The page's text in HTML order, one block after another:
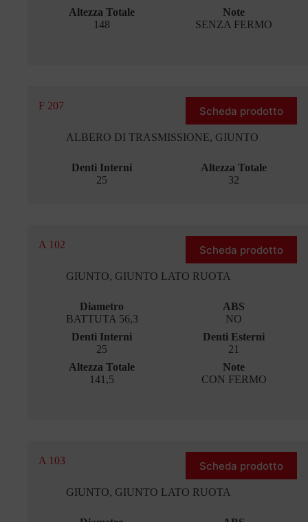
Altezza Totale
148
Note
SENZA FERMO
F 207 Scheda prodotto
ALBERO DI TRASMISSIONE, GIUNTO
Denti Interni
25
Altezza Totale
32
A 102 Scheda prodotto
GIUNTO, GIUNTO LATO RUOTA
Diametro
BATTUTA 56,3
ABS
NO
Denti Interni
25
Denti Esterni
21
Altezza Totale
141,5
Note
CON FERMO
A 103 Scheda prodotto
GIUNTO, GIUNTO LATO RUOTA